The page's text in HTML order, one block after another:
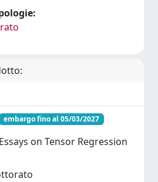
embargo fino al 05/03/2027
on Tensor Regression